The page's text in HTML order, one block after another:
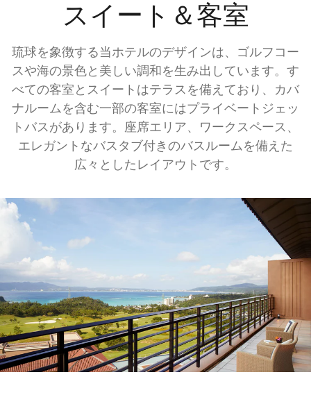
スイート＆客室
琉球を象徴する当ホテルのデザインは、ゴルフコー
スや海の景色と美しい調和を生み出しています。す
べての客室とスイートはテラスを備えており、カバ
ナルームを含む一部の客室にはプライベートジェッ
トバスがあります。座席エリア、ワークスペース、
エレガントなバスタブ付きのバスルームを備えた
広々としたレイアウトです。